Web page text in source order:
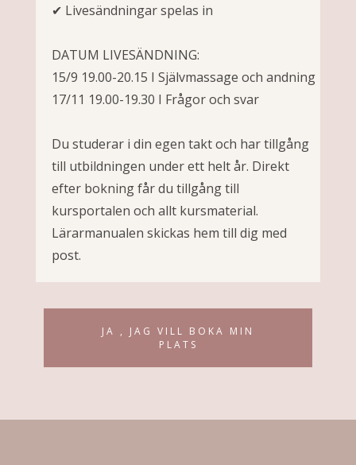
✔ Livesändningar spelas in
DATUM LIVESÄNDNING:
15/9 19.00-20.15 I Självmassage och andning
17/11 19.00-19.30 I Frågor och svar
Du studerar i din egen takt och har tillgång
till utbildningen under ett helt år. Direkt
efter bokning får du tillgång till
kursportalen och allt kursmaterial.
Lärarmanualen skickas hem till dig med
post.
JA , JAG VILL BOKA MIN
PLATS